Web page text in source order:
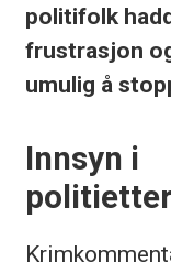
politifolk
frustrasjon
umulig å
Innsyn i